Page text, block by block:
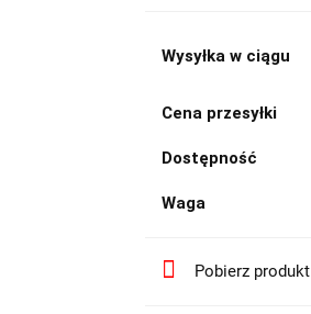
Wysyłka w ciągu
Cena przesyłki
Dostępność
Waga
Pobierz